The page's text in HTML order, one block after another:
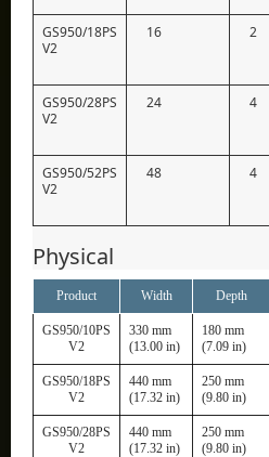
GS950/18PS
V2
16 2
GS950/28PS
V2
24 4
GS950/52PS
V2
48 4
Physical
Product Width Depth
GS950/10PS
V2
330 mm
(13.00 in)
180 mm
(7.09 in)
GS950/18PS
V2
440 mm
(17.32 in)
250 mm
(9.80 in)
GS950/28PS
V2
440 mm
(17.32 in)
250 mm
(9.80 in)